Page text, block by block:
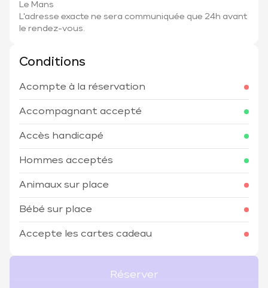
Le Mans
L'adresse exacte ne sera communiquée que 24h avant
le rendez-vous.
Conditions
Acompte à la réservation
Accompagnant accepté
Accès handicapé
Hommes acceptés
Animaux sur place
Bébé sur place
Accepte les cartes cadeau
Réserver